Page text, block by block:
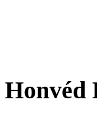
Honvéd